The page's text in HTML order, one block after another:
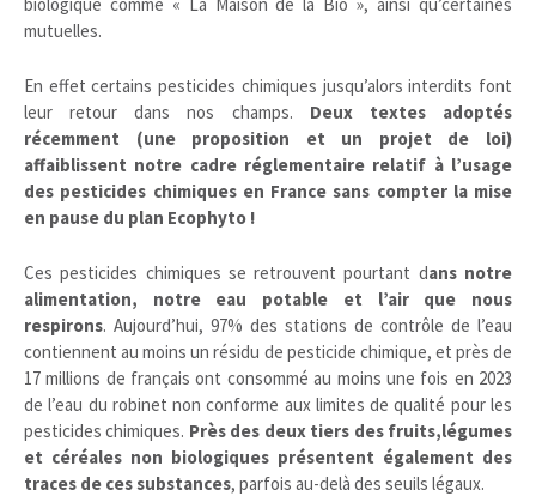
mutuelles.
En effet certains pesticides chimiques jusqu’alors interdits font
leur retour dans nos champs. Deux textes adoptés
récemment (une proposition et un projet de loi)
affaiblissent notre cadre réglementaire relatif à l’usage
des pesticides chimiques en France sans compter la mise
en pause du plan Ecophyto !
Ces pesticides chimiques se retrouvent pourtant dans notre
alimentation, notre eau potable et l’air que nous
respirons. Aujourd’hui, 97% des stations de contrôle de l’eau
contiennent au moins un résidu de pesticide chimique, et près de
17 millions de français ont consommé au moins une fois en 2023
de l’eau du robinet non conforme aux limites de qualité pour les
pesticides chimiques. Près des deux tiers des fruits,légumes
et céréales non biologiques présentent également des
traces de ces substances, parfois au-delà des seuils légaux.